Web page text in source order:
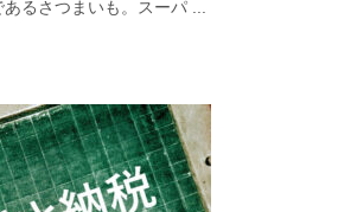
るさつまいも。スーパ ...